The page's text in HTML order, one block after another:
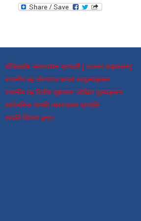
संचितकोष व्यवस्थापन प्रणाली [ राजस्व सङ्कलन]
स्थानीय तह संस्थागत क्षमता स्वमूल्याङ्कन
स्थानीय तह वित्तीय सुशासन जोखिम मूल्याङ्कन
सार्वजनिक सम्पति व्यवस्थापन प्रणालि
सम्पति विवरण इन्ट्र